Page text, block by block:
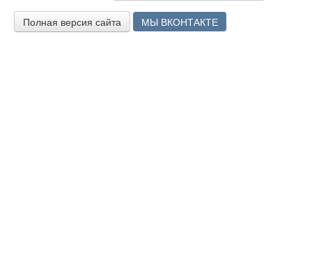
Полная версия сайта МЫ ВКОНТАКТЕ